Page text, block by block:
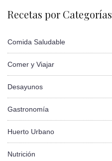
Recetas por Categorías
Comida Saludable
Comer y Viajar
Desayunos
Gastronomía
Huerto Urbano
Nutrición